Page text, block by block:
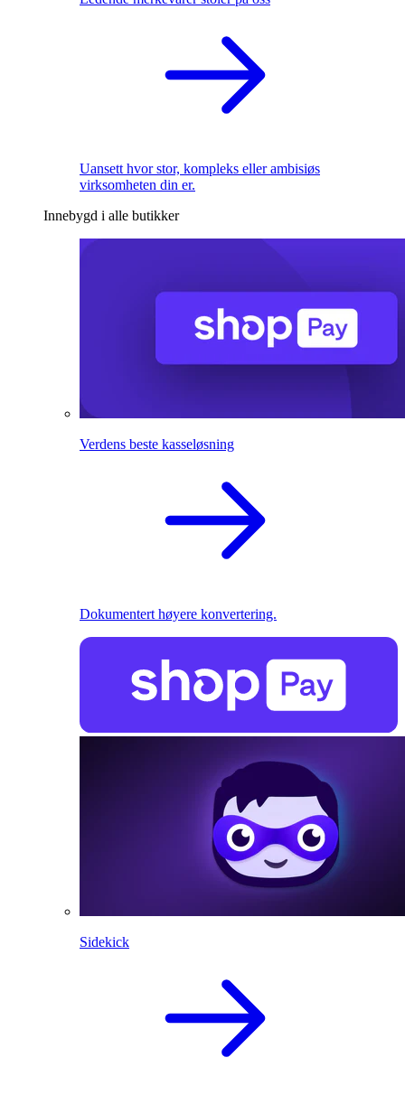
Uansett hvor stor, kompleks eller ambisiøs
virksomheten din er.
Innebygd i alle butikker
Verdens beste kasseløsning
Dokumentert høyere konvertering.
Sidekick